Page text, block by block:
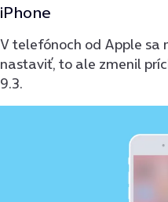
iPhone
V telefónoch od Apple sa
nastaviť, to ale zmenil
9.3.